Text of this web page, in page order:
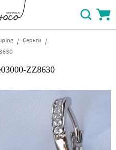
Серьги
ZZ8630